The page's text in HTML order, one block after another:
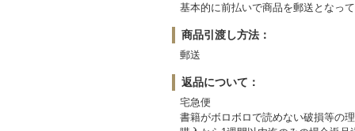
基本的に前払いで商品を郵送となっ
商品引渡し方法：
郵送
返品について：
宅急便
書籍がボロボロで読めない破損等の